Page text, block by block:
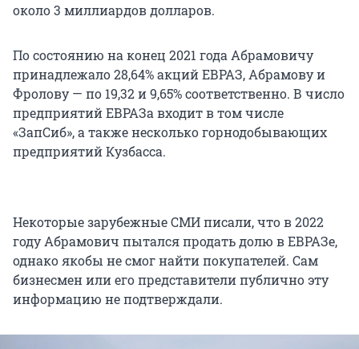
около 3 миллиардов долларов.
По состоянию на конец 2021 года Абрамовичу
принадлежало 28,64% акций ЕВРАЗ, Абрамову и
Фролову — по 19,32 и 9,65% соответственно. В число
предприятий ЕВРАЗа входит в том числе
«ЗапСиб», а также несколько горнодобывающих
предприятий Кузбасса.
Некоторые зарубежные СМИ писали, что в 2022
году Абрамович пытался продать долю в ЕВРАЗе,
однако якобы не смог найти покупателей. Сам
бизнесмен или его представители публично эту
информацию не подтверждали.